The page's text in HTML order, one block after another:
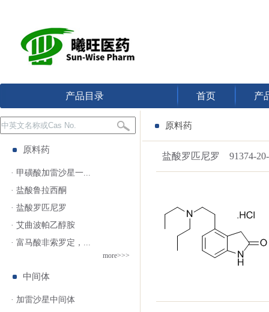
产品目录 首页 产
原料药
· 甲磺酸加雷沙星一...
· 盐酸鲁拉西酮
· 盐酸罗匹尼罗
· 艾曲波帕乙醇胺
· 富马酸非索罗定，...
more>>>
中间体
· 加雷沙星中间体
原料药
盐酸罗匹尼罗 91374-